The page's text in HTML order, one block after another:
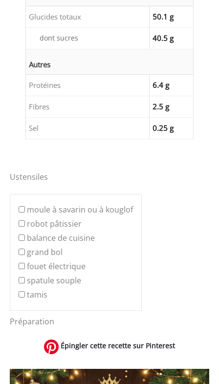
Glucides totaux 50.1 g
dont sucres 40.5 g
Autres
Protéines 6.4 g
Fibres 2.5 g
Sel 0.25 g
Ustensiles
moule à savarin ou à kouglof
robot pâtissier
balance de cuisine
grand bol
fouet électrique
spatule souple
tamis
Préparation
Épingler cette recette sur Pinterest